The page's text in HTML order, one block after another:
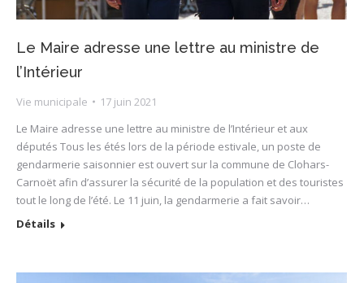
Le Maire adresse une lettre au ministre de
l’Intérieur
Vie municipale
17 juin 2021
Le Maire adresse une lettre au ministre de l’Intérieur et aux
députés Tous les étés lors de la période estivale, un poste de
gendarmerie saisonnier est ouvert sur la commune de Clohars-
Carnoët afin d’assurer la sécurité de la population et des touristes
tout le long de l’été. Le 11 juin, la gendarmerie a fait savoir…
Détails